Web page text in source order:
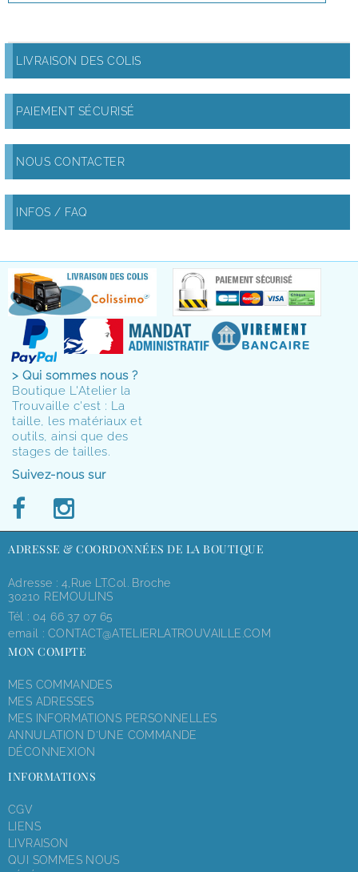
LIVRAISON DES COLIS
PAIEMENT SÉCURISÉ
NOUS CONTACTER
INFOS / FAQ
> Qui sommes nous ?
Boutique L'Atelier la
Trouvaille c'est : La
taille, les matériaux et
outils, ainsi que des
stages de tailles.
Suivez-nous sur
ADRESSE & COORDONNÉES DE LA BOUTIQUE
Adresse : 4,rue LT.Col. Broche
30210 REMOULINS
Tél : 04 66 37 07 65
email : CONTACT@ATELIERLATROUVAILLE.COM
MON COMPTE
MES COMMANDES
MES ADRESSES
MES INFORMATIONS PERSONNELLES
ANNULATION D'UNE COMMANDE
DÉCONNEXION
INFORMATIONS
CGV
LIENS
LIVRAISON
QUI SOMMES NOUS